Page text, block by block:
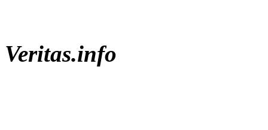
Veritas.info